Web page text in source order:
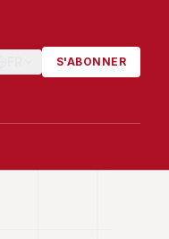
S'ABONNER